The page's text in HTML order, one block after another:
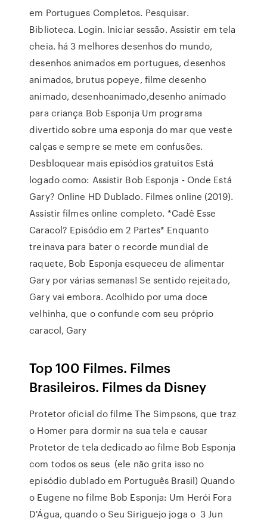
em Portugues Completos. Pesquisar.
Biblioteca. Login. Iniciar sessão. Assistir em tela
cheia. há 3 melhores desenhos do mundo,
desenhos animados em portugues, desenhos
animados, brutus popeye, filme desenho
animado, desenhoanimado,desenho animado
para criança Bob Esponja Um programa
divertido sobre uma esponja do mar que veste
calças e sempre se mete em confusões.
Desbloquear mais episódios gratuitos Está
logado como: Assistir Bob Esponja - Onde Está
Gary? Online HD Dublado. Filmes online (2019).
Assistir filmes online completo. *Cadê Esse
Caracol? Episódio em 2 Partes* Enquanto
treinava para bater o recorde mundial de
raquete, Bob Esponja esqueceu de alimentar
Gary por várias semanas! Se sentido rejeitado,
Gary vai embora. Acolhido por uma doce
velhinha, que o confunde com seu próprio
caracol, Gary
Top 100 Filmes. Filmes
Brasileiros. Filmes da Disney
Protetor oficial do filme The Simpsons, que traz
o Homer para dormir na sua tela e causar
Protetor de tela dedicado ao filme Bob Esponja
com todos os seus (ele não grita isso no
episódio dublado em Português Brasil) Quando
o Eugene no filme Bob Esponja: Um Herói Fora
D'Água, quando o Seu Siriguejo joga o 3 Jun